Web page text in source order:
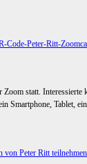
statt. Interessierte
Smartphone, Tablet,
von Peter Ritt teilnehmen